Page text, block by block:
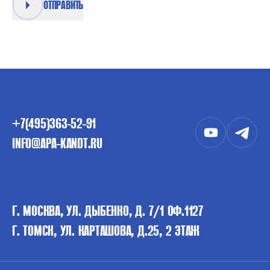
ОТПРАВИТЬ
+7(495)363-52-91
INFO@APA-KANDT.RU
Г. МОСКВА, УЛ. ДЫБЕНКО, Д. 7/1 ОФ.1127
Г. ТОМСК, УЛ. КАРТАШОВА, Д.25, 2 ЭТАЖ